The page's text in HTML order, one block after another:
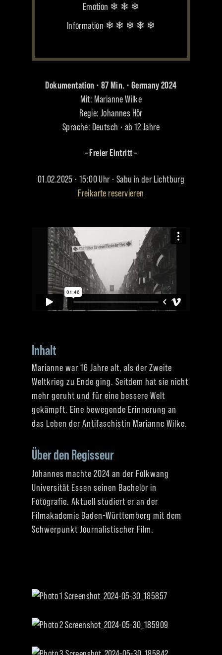
Emotion ❄ ❄ ❄
Information ❄ ❄ ❄ ❄ ❄
Dokumentation • 87 Min. • Germany 2024
Mit: Marianne Wilke
Regie: Johannes Hör
Sprache: Deutsch • ab 12 Jahre
– Freier Eintritt –
01.02.2025 • 15:00 Uhr • Sabu in der Lichtburg
Freikarte reservieren
Inhalt
Marianne war 16 Jahre alt, als der Zweite
Weltkrieg zu Ende ging. Seitdem hat sie nicht
mehr geruht und für eine bessere Welt
gekämpft. Eine bewegende Erinnerung an
das Leben der Antifaschistin Marianne Wilke.
Über den Regisseur
Johannes machte 2024 an der Folkwang
Universität Essen seinen Bachelor in
Fotografie. Aktuell studiert er an der
Filmakademie Baden-Württemberg mit dem
Schwerpunkt Journalistischer Film.